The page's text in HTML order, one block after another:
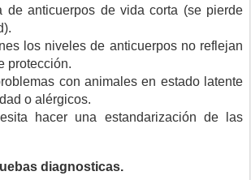
de anticuerpos de vida corta (se pierde
los niveles de anticuerpos no reflejan
protección.
con animales en estado latente
o alérgicos.
hacer una estandarización de las
diagnosticas.